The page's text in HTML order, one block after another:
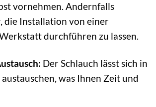
vornehmen. Andernfalls
die Installation von einer
durchführen zu lassen.
Der Schlauch lässt sich in
was Ihnen Zeit und